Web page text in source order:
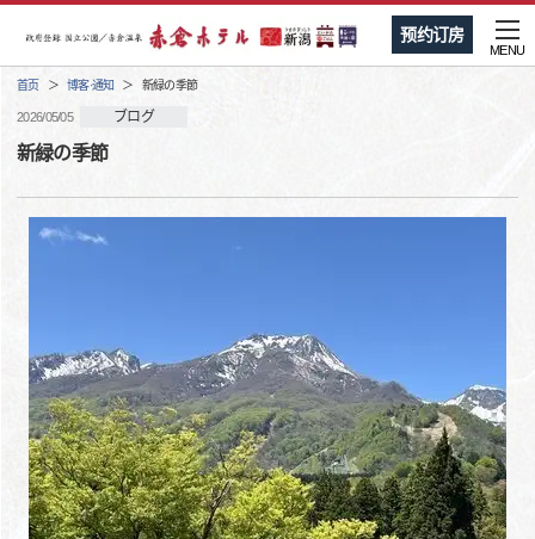
预约订房
MENU
首页 博客·通知 新緑の季節
2026/05/05 ブログ
新緑の季節